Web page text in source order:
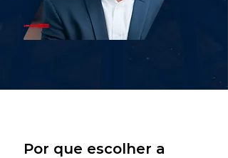
Por que escolher a